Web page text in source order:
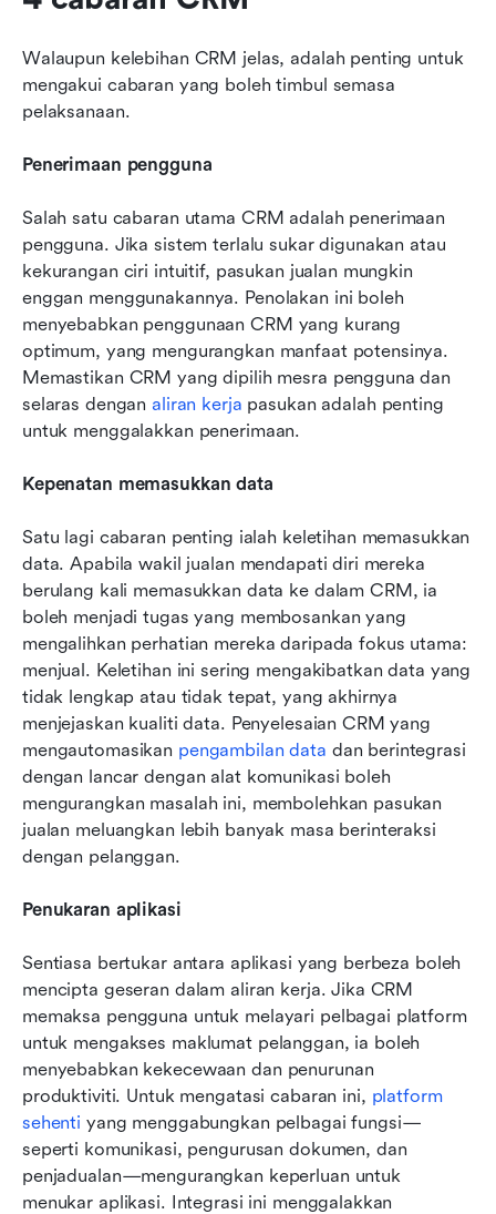
Walaupun kelebihan CRM jelas, adalah penting untuk
mengakui cabaran yang boleh timbul semasa
pelaksanaan.
Penerimaan pengguna
Salah satu cabaran utama CRM adalah penerimaan
pengguna. Jika sistem terlalu sukar digunakan atau
kekurangan ciri intuitif, pasukan jualan mungkin
enggan menggunakannya. Penolakan ini boleh
menyebabkan penggunaan CRM yang kurang
optimum, yang mengurangkan manfaat potensinya.
Memastikan CRM yang dipilih mesra pengguna dan
selaras dengan aliran kerja pasukan adalah penting
untuk menggalakkan penerimaan.
Kepenatan memasukkan data
Satu lagi cabaran penting ialah keletihan memasukkan
data. Apabila wakil jualan mendapati diri mereka
berulang kali memasukkan data ke dalam CRM, ia
boleh menjadi tugas yang membosankan yang
mengalihkan perhatian mereka daripada fokus utama:
menjual. Keletihan ini sering mengakibatkan data yang
tidak lengkap atau tidak tepat, yang akhirnya
menjejaskan kualiti data. Penyelesaian CRM yang
mengautomasikan pengambilan data dan berintegrasi
dengan lancar dengan alat komunikasi boleh
mengurangkan masalah ini, membolehkan pasukan
jualan meluangkan lebih banyak masa berinteraksi
dengan pelanggan.
Penukaran aplikasi
Sentiasa bertukar antara aplikasi yang berbeza boleh
mencipta geseran dalam aliran kerja. Jika CRM
memaksa pengguna untuk melayari pelbagai platform
untuk mengakses maklumat pelanggan, ia boleh
menyebabkan kekecewaan dan penurunan
produktiviti. Untuk mengatasi cabaran ini, platform
sehenti yang menggabungkan pelbagai fungsi—
seperti komunikasi, pengurusan dokumen, dan
penjadualan—mengurangkan keperluan untuk
menukar aplikasi. Integrasi ini menggalakkan